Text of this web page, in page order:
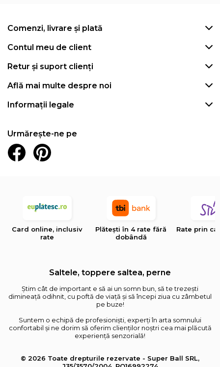
Comenzi, livrare și plată
Contul meu de client
Retur și suport clienți
Află mai multe despre noi
Informații legale
Urmărește-ne pe
Card online, inclusiv
rate
Plătești în 4 rate fără
dobândă
Rate prin
Saltele, toppere saltea, perne
Știm cât de important e să ai un somn bun, să te trezești
dimineață odihnit, cu poftă de viață și să începi ziua cu zâmbetul
pe buze!
Suntem o echipă de profesioniști, experți în arta somnului
confortabil și ne dorim să oferim clienților noștri cea mai plăcută
experiență senzorială!
© 2026 Toate drepturile rezervate - Super Ball SRL,